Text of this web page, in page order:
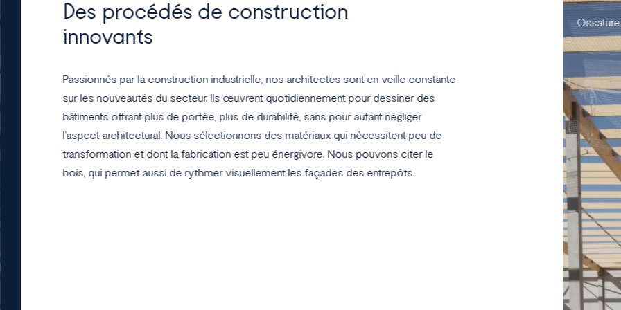
Des procédés de construction
innovants
Passionnés par la construction industrielle, nos architectes sont en veille constante
sur les nouveautés du secteur. Ils œuvrent quotidiennement pour dessiner des
bâtiments offrant plus de portée, plus de durabilité, sans pour autant négliger
l’aspect architectural. Nous sélectionnons des matériaux qui nécessitent peu de
transformation et dont la fabrication est peu énergivore. Nous pouvons citer le
bois, qui permet aussi de rythmer visuellement les façades des entrepôts.